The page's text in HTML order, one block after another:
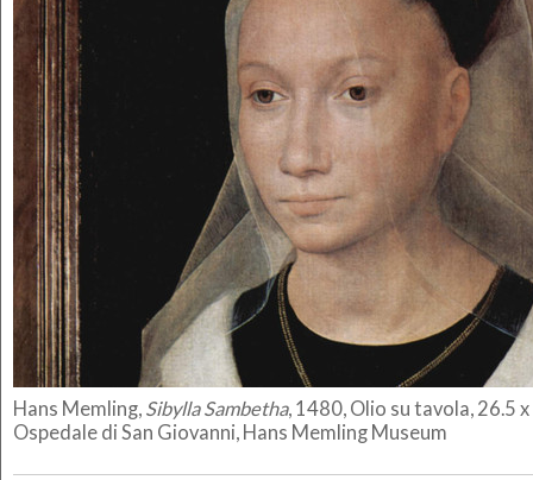
Hans Memling, SibyllaSambetha, 1480, Olio su tavola, 26.5
Ospedale di San Giovanni, Hans Memling M useum